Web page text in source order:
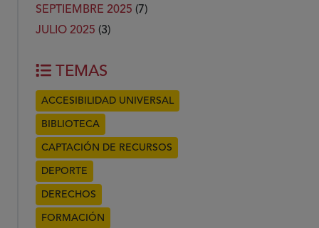
SEPTIEMBRE 2025 (7)
JULIO 2025 (3)
TEMAS
ACCESIBILIDAD UNIVERSAL
BIBLIOTECA
CAPTACIÓN DE RECURSOS
DEPORTE
DERECHOS
FORMACIÓN